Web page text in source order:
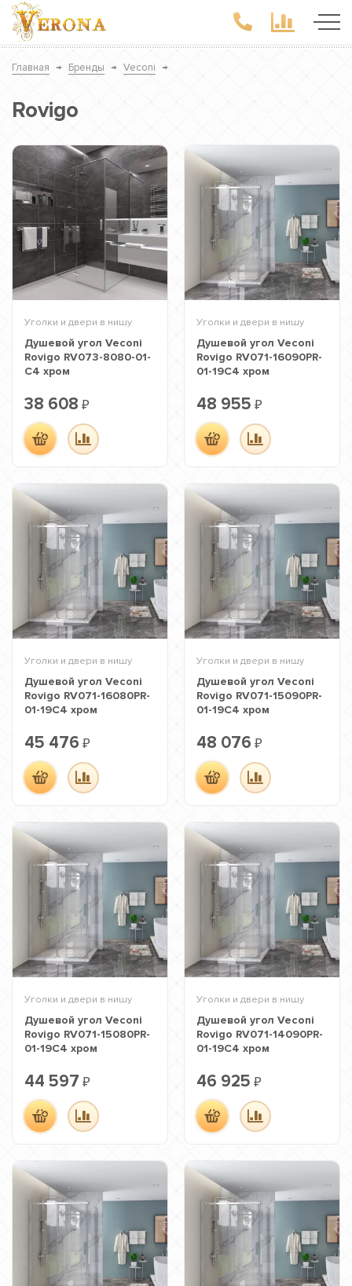
Главная → Бренды → Veconi →
Rovigo
Уголки и двери в нишу
Душевой угол Veconi
Rovigo RV073-8080-01-
C4 хром
38 608 ₽
Уголки и двери в нишу
Душевой угол Veconi
Rovigo RV071-16090PR-
01-19C4 хром
48 955 ₽
Уголки и двери в нишу
Душевой угол Veconi
Rovigo RV071-16080PR-
01-19C4 хром
45 476 ₽
Уголки и двери в нишу
Душевой угол Veconi
Rovigo RV071-15090PR-
01-19C4 хром
48 076 ₽
Уголки и двери в нишу
Душевой угол Veconi
Rovigo RV071-15080PR-
01-19C4 хром
44 597 ₽
Уголки и двери в нишу
Душевой угол Veconi
Rovigo RV071-14090PR-
01-19C4 хром
46 925 ₽